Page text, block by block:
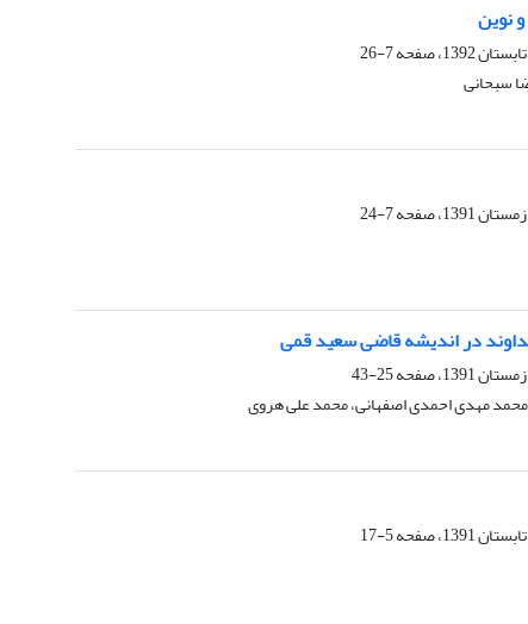
نوین
7-26
سبحانی
7-24
در اندیشه قاضی سعید قمی
25-43
مهدی احمدی اصفهانی، محمد علی هروی
5-17